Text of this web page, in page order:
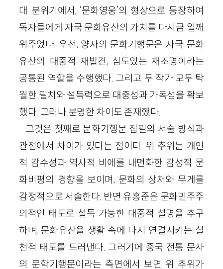
대 분위기에서, ‘문화영웅’의 형상으로 등장하여
독자들에게 자국 문화유산의 가치를 다시금 일깨
워주었다. 우선, 양자의 문화기행문은 자국 문화
유산의 대중적 재발견, 심도있는 재조명이라는
공통된 역할을 수행했다. 그리고 두 작가 모두 탁
월한 필치와 설득력으로 대중성과 가독성을 확보
했다. 그러나 분명한 차이도 존재했다.
그것은 첫째로 문화기행문 집필의 서술 방식과
관점에서 차이가 있다는 점이다. 위 추위는 개인
적 감수성과 역사적 비애를 내면화한 감성적 문
화비평의 경향을 보이며, 문화의 상처와 무게를
감정적으로 서술한다. 반면 유홍준은 문화민주주
의적인 태도로 설득 가능한 대중적 설명을 추구
하며, 문화유산을 생활 속에 다시 연결시키는 실
천적 태도를 드러낸다. 그러기에 중국 전통 문사
의 문학기행문이라는 측면에서 보면 위 추위가